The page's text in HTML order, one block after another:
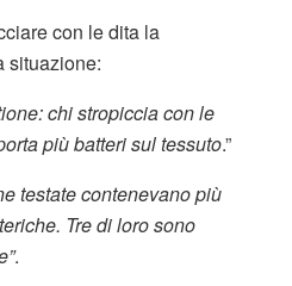
con le dita la
situazione:
chi stropiccia con le
più batteri sul tessuto.”
testate contenevano più
Tre di loro sono
.